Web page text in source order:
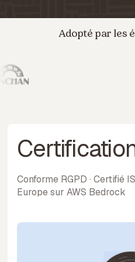
Adopté par les
Conforme RGPD · Certifié
Europe sur AWS Bedrock